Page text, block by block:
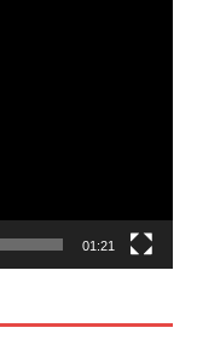
01:21